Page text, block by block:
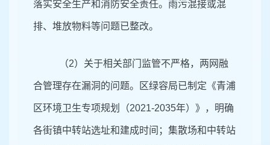
落实安全生产和消防安全责任。雨污混接或混
排、 堆放物料等问题已整改。
（2）关于相关部门监管不严格，两网融
合管理存在漏洞的问题。区绿容局已制定《青浦
区环境卫生专项规划（2021-2035年）》，明确
各街镇中转站选址和建成时间；集散场和中转站